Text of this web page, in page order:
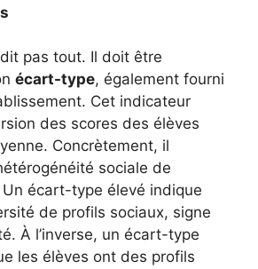
dit pas tout. Il doit être
écart-type, également fourni
Cet indicateur
des scores des élèves
Concrètement, il
sociale de
Un écart-type élevé indique
de profils sociaux, signe
À l’inverse, un écart-type
les élèves ont des profils